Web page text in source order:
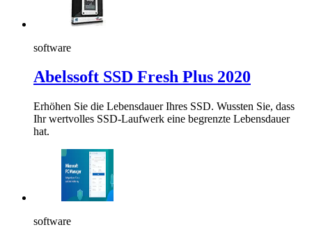
software
Abelssoft SSD Fresh Plus 2020
Erhöhen Sie die Lebensdauer Ihres SSD. Wussten Sie, dass
Ihr wertvolles SSD-Laufwerk eine begrenzte Lebensdauer
hat.
software